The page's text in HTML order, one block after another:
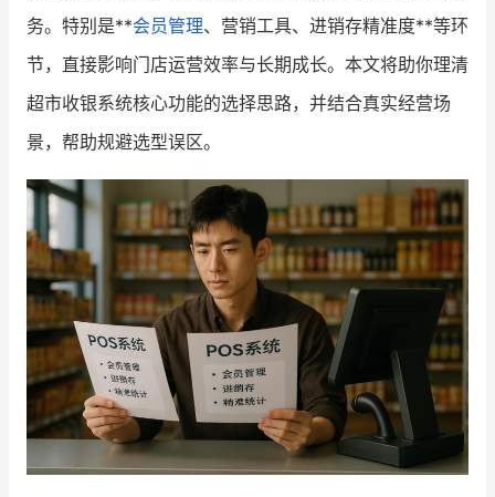
新零售资讯
培训课程
增长俱乐部
增长俱乐部 有赞商盟
商家社区 社群交流
合作共进
入驻有赞 认证代理商
认证服务商 设计服务商
务。特别是**会员管理、营销工具、进销存精准度**等环
节，直接影响门店运营效率与长期成长。本文将助你理清
超市收银系统核心功能的选择思路，并结合真实经营场
景，帮助规避选型误区。